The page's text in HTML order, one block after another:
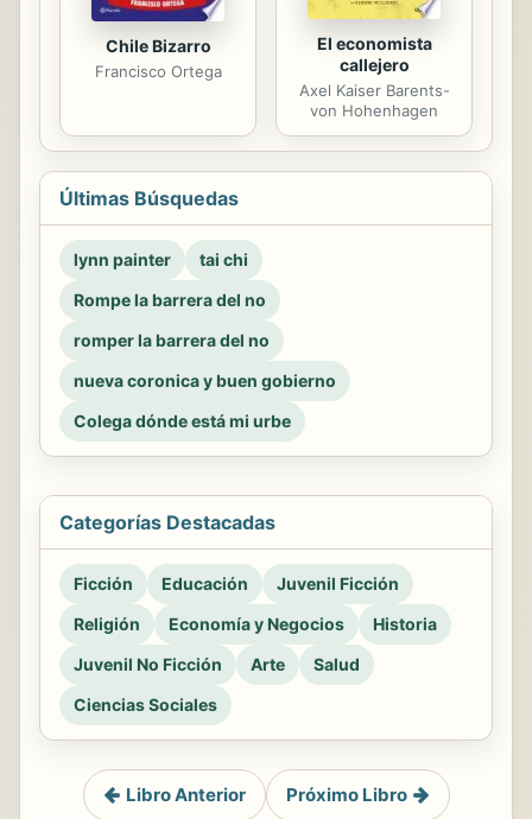
Chile Bizarro
Francisco Ortega
El economista
callejero
Axel Kaiser Barents-
von Hohenhagen
Últimas Búsquedas
lynn painter
tai chi
Rompe la barrera del no
romper la barrera del no
nueva coronica y buen gobierno
Colega dónde está mi urbe
Categorías Destacadas
Ficción Educación
Juvenil Ficción
Religión
Economía y Negocios
Historia
Juvenil No Ficción
Arte
Salud
Ciencias Sociales
Libro Anterior Próximo Libro